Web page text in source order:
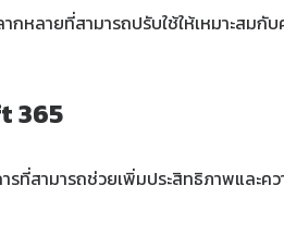
หลายที่สามารถปรับใช้ให้เหมาะสม
365
ที่สามารถช่วยเพิ่มประสิทธิภาพและค